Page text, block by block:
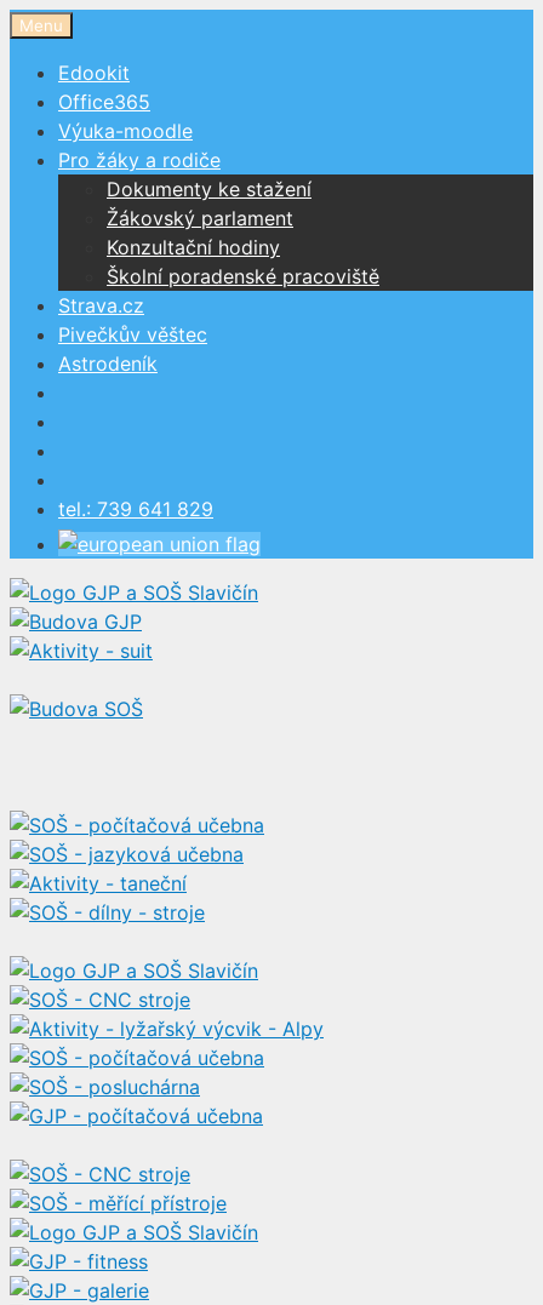
Přeskočit
obsah
Menu
Edookit
Office365
Výuka-moodle
Pro žáky a rodiče
Dokumenty ke stažení
Žákovský parlament
Konzultační hodiny
Školní poradenské pracoviště
Strava.cz
Pivečkův věštec
Astrodeník
tel.: 739 641 829